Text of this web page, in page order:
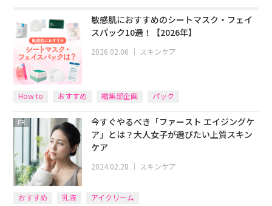
敏感肌におすすめのシートマスク・フェイ
スパック10選！【2026年】
2026.02.06 ｜ スキンケア
How to おすすめ 編集部企画 パック
PR
今すぐやるべき「ファースト エイジングケ
ア」とは？大人女子が選びたい上質スキン
ケア
2024.02.28 ｜ スキンケア
おすすめ 乳液 アイクリーム